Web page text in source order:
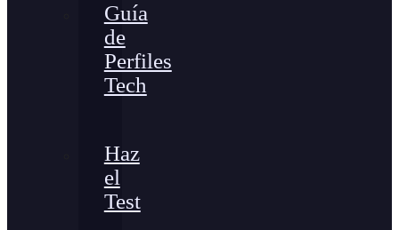
Guía
de
Perfiles
Tech
Haz
el
Test